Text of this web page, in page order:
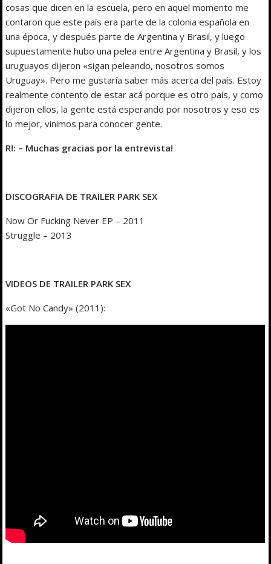
cosas que dicen en la escuela, pero en aquel momento me
contaron que este país era parte de la colonia española en
una época, y después parte de Argentina y Brasil, y luego
supuestamente hubo una pelea entre Argentina y Brasil, y los
uruguayos dijeron «sigan peleando, nosotros somos
Uruguay». Pero me gustaría saber más acerca del país. Estoy
realmente contento de estar acá porque es otro país, y como
dijeron ellos, la gente está esperando por nosotros y eso es
lo mejor, vinimos para conocer gente.
R!: – Muchas gracias por la entrevista!
DISCOGRAFIA DE TRAILER PARK SEX
Now Or Fucking Never EP – 2011
Struggle – 2013
VIDEOS DE TRAILER PARK SEX
«Got No Candy» (2011):